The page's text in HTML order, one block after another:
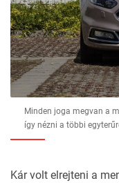
Minden joga megvan a
így nézni a többi
Kár volt elrejteni a